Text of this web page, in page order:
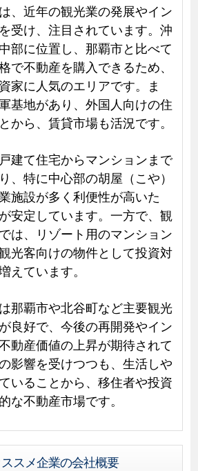
、近年の観光業の発展やイン
受け、注目されています。沖
部に位置し、那覇市と比べて
で不動産を購入できるため、
家に人気のエリアです。ま
基地があり、外国人向けの住
から、賃貸市場も活況です。
建て住宅からマンションまで
、特に中心部の胡屋（こや）
施設が多く利便性が高いた
安定しています。一方で、観
は、リゾート用のマンション
光客向けの物件として投資対
えています。
那覇市や北谷町など主要観光
良好で、今後の再開発やイン
動産価値の上昇が期待されて
影響を受けつつも、生活しや
いることから、移住者や投資
な不動産市場です。
スメ企業の会社概要